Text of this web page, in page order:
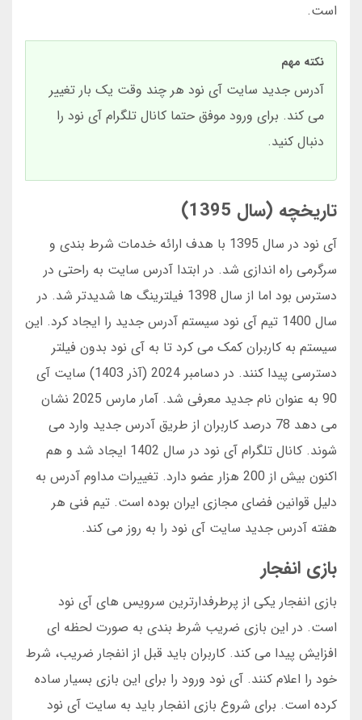
است.
نکته مهم
آدرس جدید سایت آی نود هر چند وقت یک بار تغییر
می کند. برای ورود موفق حتما کانال تلگرام آی نود را
دنبال کنید.
تاریخچه (سال 1395)
آی نود در سال 1395 با هدف ارائه خدمات شرط بندی و
سرگرمی راه اندازی شد. در ابتدا آدرس سایت به راحتی در
دسترس بود اما از سال 1398 فیلترینگ ها شدیدتر شد. در
سال 1400 تیم آی نود سیستم آدرس جدید را ایجاد کرد. این
سیستم به کاربران کمک می کرد تا به آی نود بدون فیلتر
دسترسی پیدا کنند. در دسامبر 2024 (آذر 1403) سایت آی
90 به عنوان نام جدید معرفی شد. آمار مارس 2025 نشان
می دهد 78 درصد کاربران از طریق آدرس جدید وارد می
شوند. کانال تلگرام آی نود در سال 1402 ایجاد شد و هم
اکنون بیش از 200 هزار عضو دارد. تغییرات مداوم آدرس به
دلیل قوانین فضای مجازی ایران بوده است. تیم فنی هر
هفته آدرس جدید سایت آی نود را به روز می کند.
بازی انفجار
بازی انفجار یکی از پرطرفدارترین سرویس های آی نود
است. در این بازی ضریب شرط بندی به صورت لحظه ای
افزایش پیدا می کند. کاربران باید قبل از انفجار ضریب، شرط
خود را اعلام کنند. آی نود ورود را برای این بازی بسیار ساده
کرده است. برای شروع بازی انفجار باید به سایت آی نود